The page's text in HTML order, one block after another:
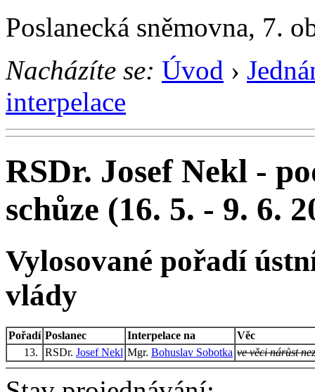
Poslanecká sněmovna, 7.
Nacházíte se: Úvod ›
interpelace
RSDr. Josef Nekl -
schůze (16. 5. - 9. 6.
Vylosované pořadí
vlády
Pořadí Poslanec Interpelace na
Věc
13.
RSDr. Josef Nekl Mgr. Bohuslav Sobotka ve věci nárůst